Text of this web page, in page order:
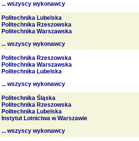
... wszyscy wykonawcy
Politechnika Lubelska
Politechnika Rzeszowska
Politechnika Warszawska
... wszyscy wykonawcy
Politechnika Rzeszowska
Politechnika Warszawska
Politechnika Lubelska
... wszyscy wykonawcy
Politechnika Śląska
Politechnika Rzeszowska
Politechnika Lubelska
Instytut Lotnictwa w Warszawie
... wszyscy wykonawcy